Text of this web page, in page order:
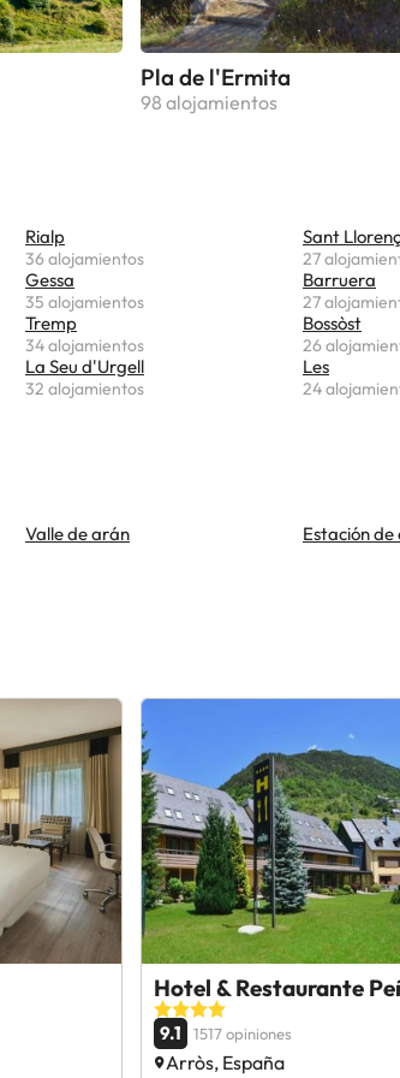
Pla de l'Ermita
98 alojamientos
Rialp
36 alojamientos
Gessa
35 alojamientos
Tremp
34 alojamientos
La Seu d'Urgell
32 alojamientos
Sant
27
Barruera
27
Bossòst
26
Les
24
Valle de arán Estación de
Hotel & Restaurante
9.1 1517 opiniones
Arròs, España